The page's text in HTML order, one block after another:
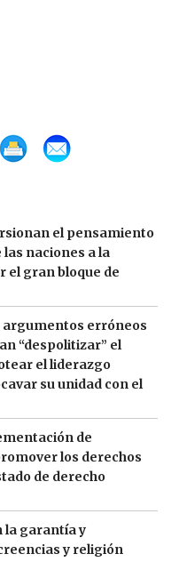
el pensamiento
las naciones a la
el gran bloque de
erróneos
“despolitizar” el
el liderazgo
su unidad con el
de
los derechos
de derecho
la garantía y
y religión